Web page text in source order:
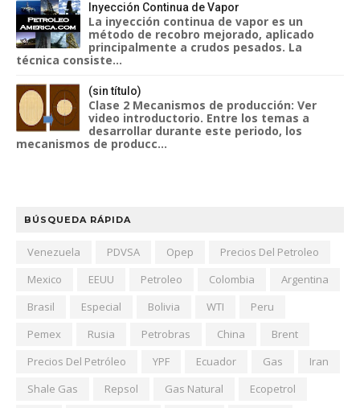
Inyección Continua de Vapor
La inyección continua de vapor es un
método de recobro mejorado, aplicado
principalmente a crudos pesados. La
técnica consiste...
(sin título)
Clase 2 Mecanismos de producción: Ver
video introductorio. Entre los temas a
desarrollar durante este periodo, los
mecanismos de producc...
BÚSQUEDA RÁPIDA
Venezuela PDVSA Opep
Precios Del Petroleo
Mexico
EEUU Petroleo Colombia
Argentina
Brasil
Especial Bolivia WTI
Peru
Pemex
Rusia Petrobras China
Brent
Precios Del Petróleo
YPF Ecuador Gas
Iran
Shale Gas
Repsol Gas Natural
Ecopetrol